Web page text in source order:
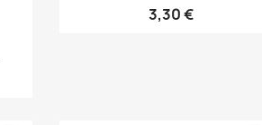
3,30 €